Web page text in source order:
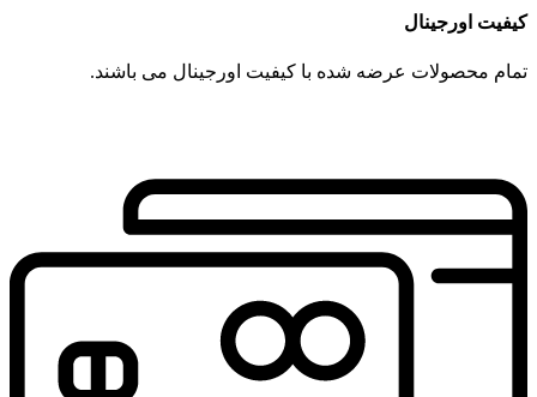
کیفیت اورجینال
تمام محصولات عرضه شده با کیفیت اورجینال می باشند.